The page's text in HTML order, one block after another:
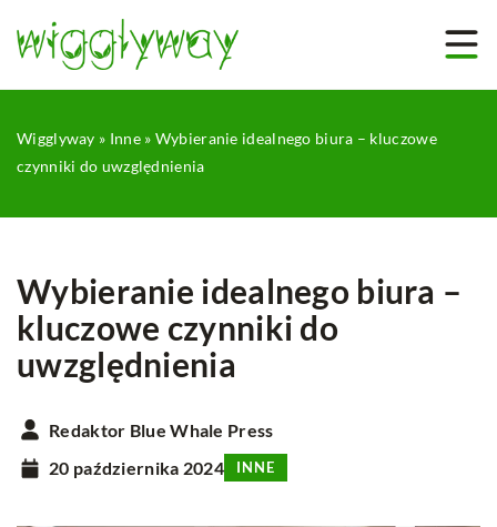
Wigglyway » Inne» Wybieranie idealnego biura – kluczowe
czynniki do uwzględnienia
Wybieranie idealnego biura –
kluczowe czynniki do
uwzględnienia
Redaktor Blue Whale Press
20 października 2024
INNE